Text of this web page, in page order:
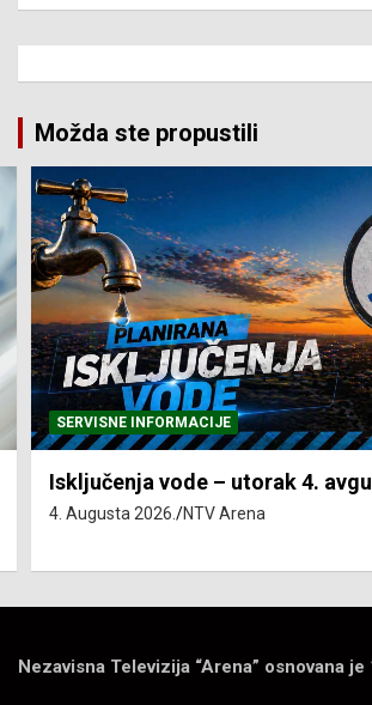
Možda ste propustili
SERVISNE INFORMACIJE
Isključenja vode – utorak 4.
4. Augusta 2026. NTV Arena
Nezavisna Televizija “Arena” osnovana